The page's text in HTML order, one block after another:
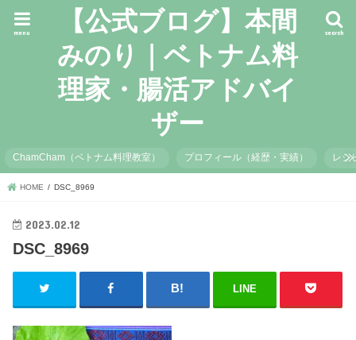
【公式ブログ】本間
みのり｜ベトナム料
理家・腸活アドバイ
ザー
search
menu
ChamCham（ベトナム料理教室） プロフィール（経歴・実績） レシ
HOME DSC_8969
2023.02.12
DSC_8969
LINE